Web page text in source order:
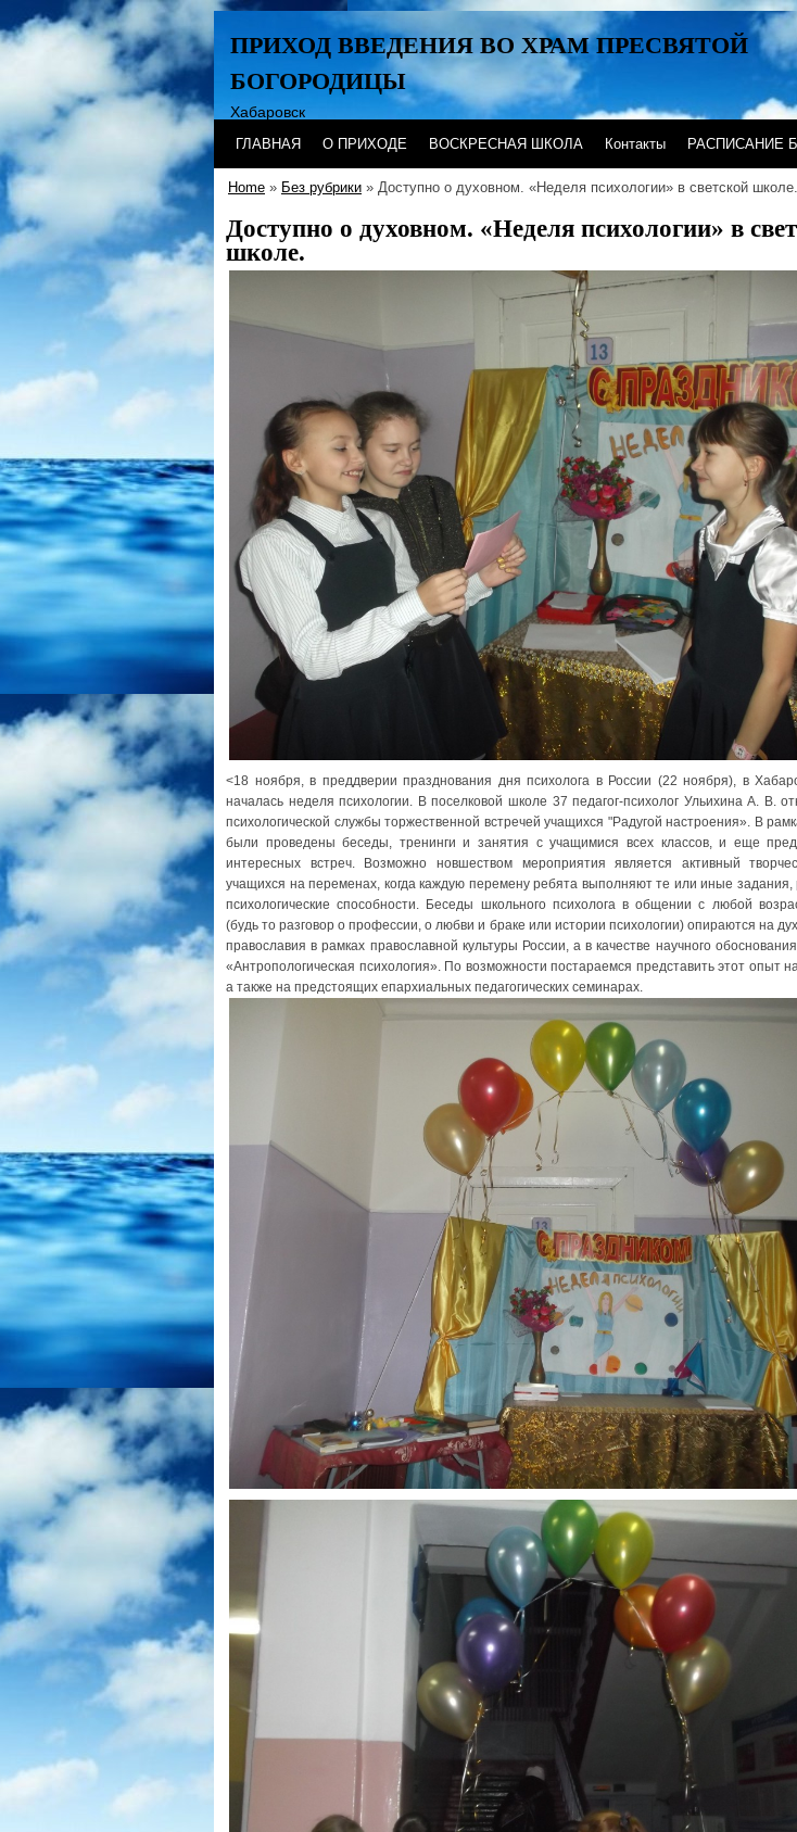
ПРИХОД ВВЕДЕНИЯ ВО ХРАМ ПРЕСВЯТОЙ
БОГОРОДИЦЫ
Хабаровск
ГЛАВНАЯ О ПРИХОДЕ ВОСКРЕСНАЯ ШКОЛА Контакты РАСПИСАНИЕ
Home » Без рубрики » Доступно о духовном. «Неделя психологии» в светской школе.
Доступно о духовном. «Неделя психологии» в
школе.
<18 ноября, в преддверии празднования дня психолога в России (22 ноября), в
началась неделя психологии. В поселковой школе 37 педагог-психолог Ульихина А. В.
психологической службы торжественной встречей учащихся "Радугой настроения». В
были проведены беседы, тренинги и занятия с учащимися всех классов, и еще
интересных встреч. Возможно новшеством мероприятия является активный
учащихся на переменах, когда каждую перемену ребята выполняют те или иные задания,
психологические способности. Беседы школьного психолога в общении с любой
(будь то разговор о профессии, о любви и браке или истории психологии) опираются на
православия в рамках православной культуры России, а в качестве научного
«Антропологическая психология». По возможности постараемся представить этот опыт
а также на предстоящих епархиальных педагогических семинарах.